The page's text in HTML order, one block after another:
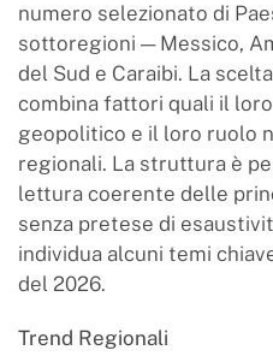
numero selezionato di
sottoregioni — Messico,
del Sud e Caraibi. La
combina fattori quali il
geopolitico e il loro ruolo
regionali. La struttura è
lettura coerente delle
senza pretese di
individua alcuni temi
del 2026.
Trend Regionali